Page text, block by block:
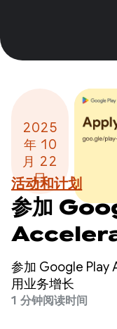
2025
年 10
月 22
日
活动和计划
参加
用业务增
参加 Google Play
用业务增长
1 分钟阅读时间